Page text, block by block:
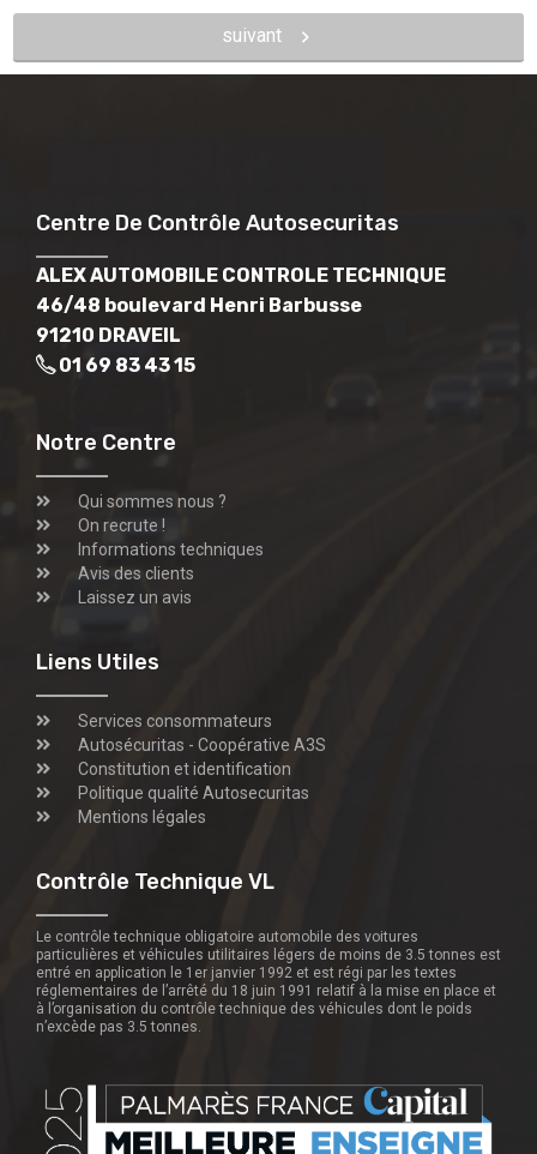
suivant
Centre De Contrôle Autosecuritas
ALEX AUTOMOBILE CONTROLE TECHNIQUE
46/48 boulevard Henri Barbusse
91210 DRAVEIL
01 69 83 43 15
Notre Centre
Qui sommes nous ?
On recrute !
Informations techniques
Avis des clients
Laissez un avis
Liens Utiles
Services consommateurs
Autosécuritas - Coopérative A3S
Constitution et identification
Politique qualité Autosecuritas
Mentions légales
Contrôle Technique VL
Le contrôle technique obligatoire automobile des voitures
particulières et véhicules utilitaires légers de moins de 3.5 tonnes est
entré en application le 1er janvier 1992 et est régi par les textes
réglementaires de l’arrêté du 18 juin 1991 relatif à la mise en place et
à l’organisation du contrôle technique des véhicules dont le poids
n’excède pas 3.5 tonnes.